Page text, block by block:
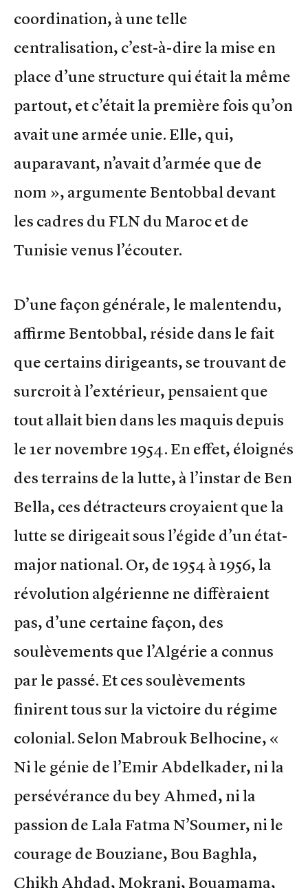
coordination, à une telle
centralisation, c’est-à-dire la mise en
place d’une structure qui était la même
partout, et c’était la première fois qu’on
avait une armée unie. Elle, qui,
auparavant, n’avait d’armée que de
nom », argumente Bentobbal devant
les cadres du FLN du Maroc et de
Tunisie venus l’écouter.
D’une façon générale, le malentendu,
affirme Bentobbal, réside dans le fait
que certains dirigeants, se trouvant de
surcroit à l’extérieur, pensaient que
tout allait bien dans les maquis depuis
le 1er novembre 1954. En effet, éloignés
des terrains de la lutte, à l’instar de Ben
Bella, ces détracteurs croyaient que la
lutte se dirigeait sous l’égide d’un état-
major national. Or, de 1954 à 1956, la
révolution algérienne ne diffèraient
pas, d’une certaine façon, des
soulèvements que l’Algérie a connus
par le passé. Et ces soulèvements
finirent tous sur la victoire du régime
colonial. Selon Mabrouk Belhocine, «
Ni le génie de l’Emir Abdelkader, ni la
persévérance du bey Ahmed, ni la
passion de Lala Fatma N’Soumer, ni le
courage de Bouziane, Bou Baghla,
Chikh Ahdad, Mokrani, Bouamama,